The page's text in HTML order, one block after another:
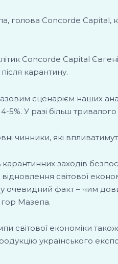
голова Concorde Capital,
Concorde Capital
карантину.
сценарієм наших
5%. У разі більш
чинники, які
карантинних заходів
світової
очевидний факт – чим
Мазепа.
світової економіки
українського